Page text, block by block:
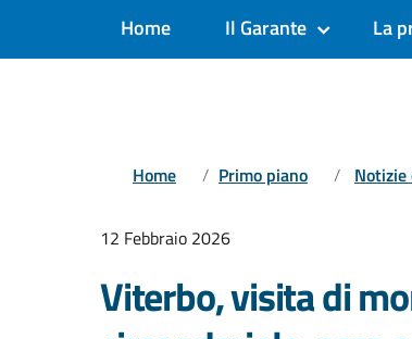
Home Il Garante La
Home Primo piano
12 Febbraio 2026
Viterbo, visita di